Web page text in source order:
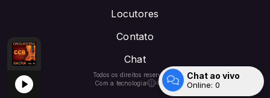
padraoTARDE DE ADORAÇÃO E LOUVOR -DOE PIX:
2Louvor Sublime Perdão. Missionaire. 2
Locutores
Contato
Chat
Todos os direitos reservados.
Com a tecnologia
Chat ao vivo
Online: 0